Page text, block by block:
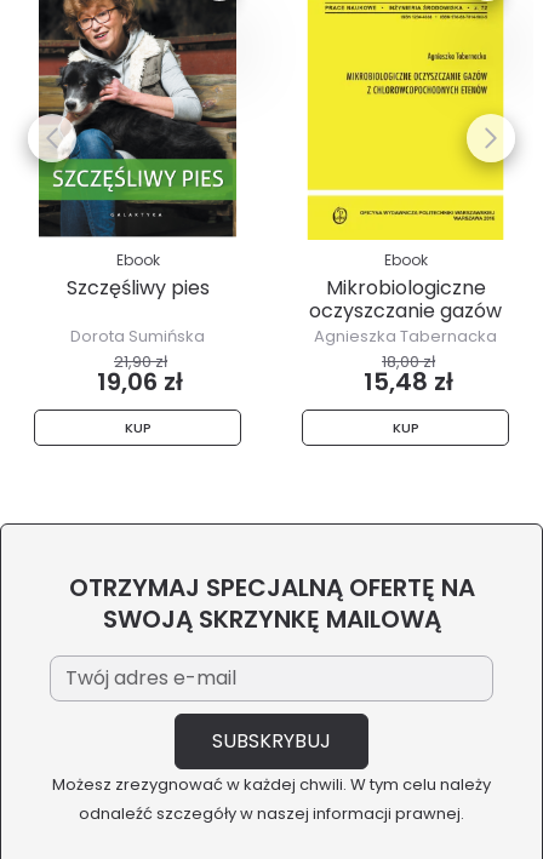
Ebook
Szczęśliwy pies
Dorota Sumińska
21,90 zł
19,06 zł
KUP
Ebook
Mikrobiologiczne
oczyszczanie gazów
z...
Agnieszka Tabernacka
18,00 zł
15,48 zł
KUP
OTRZYMAJ SPECJALNĄ OFERTĘ NA
SWOJĄ SKRZYNKĘ MAILOWĄ
Możesz zrezygnować w każdej chwili. W tym celu należy
odnaleźć szczegóły w naszej informacji prawnej.